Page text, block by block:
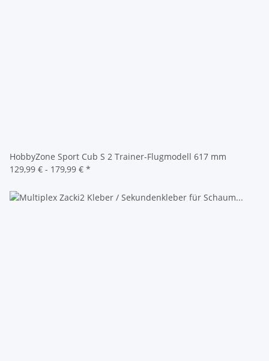
HobbyZone Sport Cub S 2 Trainer-Flugmodell 617 mm
129,99 € - 179,99 € *